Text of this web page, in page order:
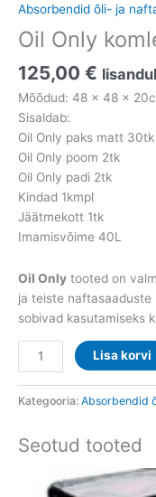
Absorbendid õli- ja
Oil Only
125,00 €
Mõõdud: 48 x 48 x
Sisaldab:
Oil Only paks matt 30tk
Oil Only poom 2tk
Oil Only padi 2tk
Kindad 1kmpl
Jäätmekott 1tk
Imamisvõime 40L
Oil Only tooted on
ja teiste naftasaaduste
sobivad kasutamiseks
Lisa korvi
Kategooria: Absorbendid
Seotud tooted